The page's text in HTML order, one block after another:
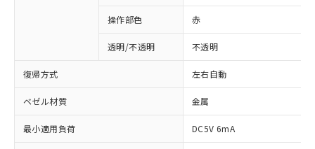
操作部色 赤
透明/不透明 不透明
復帰方式 左右自動
ベゼル材質 金属
最小適用負荷 DC5V 6mA